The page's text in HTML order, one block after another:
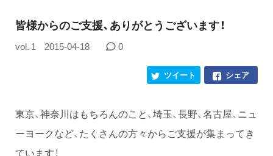
皆様からのご支援、ありがとうございます！
vol. 1 2015-04-18 0
シェア
ツイート
東京、神奈川はもちろんのこと、埼玉、長野、名古屋、ニュ
ーヨークなど、たくさんの方々からご支援が集まってき
ています！